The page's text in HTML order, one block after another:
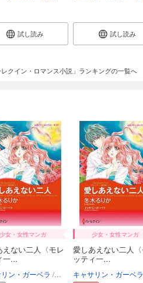
試し読み 試し読み
レクイン・ロマンス小説」ランキングの一覧へ
少女・女性マンガ
えない二人〈モレ
一...
ン・ガーベラ 冬木るりか
少女・女性マンガ
愛しあえない二人
ッティ一...
キャサリン・ガーベラ